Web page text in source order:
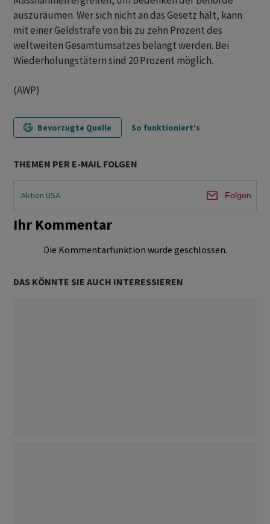
auszuräumen. Wer sich nicht an das Gesetz hält, kann
mit einer Geldstrafe von bis zu zehn Prozent des
weltweiten Gesamtumsatzes belangt werden. Bei
Wiederholungstätern sind 20 Prozent möglich.
(AWP)
Bevorzugte Quelle So funktioniert's
THEMEN PER E-MAIL FOLGEN
Aktien USA Folgen
Ihr Kommentar
Die Kommentarfunktion wurde geschlossen.
DAS KÖNNTE SIE AUCH INTERESSIEREN